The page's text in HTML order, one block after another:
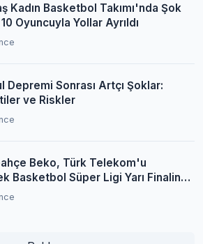
Kadın Basketbol Takımı'nda Şok
10 Oyuncuyla Yollar Ayrıldı
Depremi Sonrası Artçı Şoklar:
ve Riskler
Beko, Türk Telekom'u
Basketbol Süper Ligi Yarı Finaline